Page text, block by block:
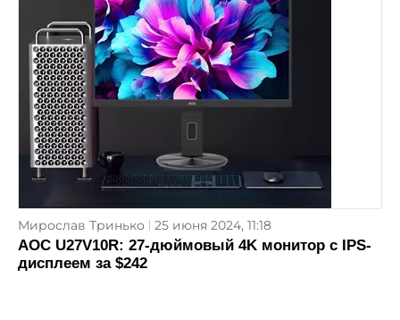
Мирослав Тринько 25 июня 2024, 11:18
AOC U27V10R: 27-дюймовый 4K монитор с IPS-
дисплеем за $242